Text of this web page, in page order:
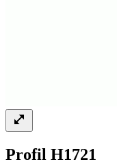
Profil H1721